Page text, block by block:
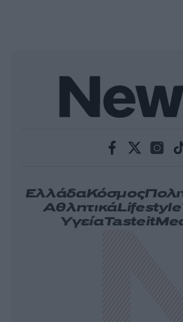
ΕλλάδαΚόσμος
ΑθλητικάLifestyle
ΥγείαTasteit